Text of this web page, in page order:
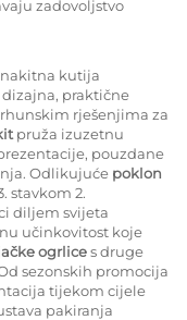
zadovoljstvo
kutija
praktične
rješenjima za
pruža izuzetnu
pouzdane
Odlikujuće poklon
stavkom 2.
diljem svijeta
učinkovitost koje
ogrlices druge
sezonskih promocija
tijekom cijele
pakiranja